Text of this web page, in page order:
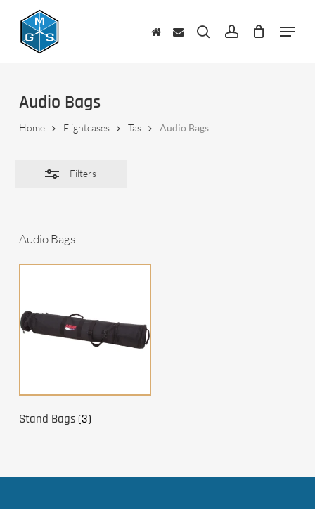
content
zoekenaccount Menu
Audio Bags
Home Flightcases Tas Audio Bags
Filters
Close
Filters
Audio Bags
Stand Bags(3)